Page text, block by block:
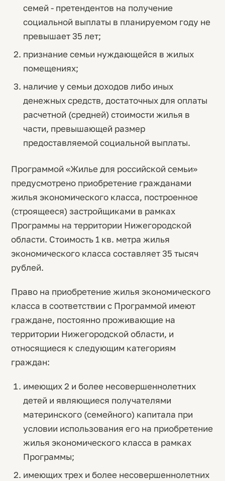
семей - претендентов на получение
социальной выплаты в планируемом году не
превышает 35 лет;
признание семьи нуждающейся в жилых
помещениях;
наличие у семьи доходов либо иных
денежных средств, достаточных для оплаты
расчетной (средней) стоимости жилья в
части, превышающей размер
предоставляемой социальной выплаты.
Программой «Жилье для российской семьи»
предусмотрено приобретение гражданами
жилья экономического класса, построенное
(строящееся) застройщиками в рамках
Программы на территории Нижегородской
области. Стоимость 1 кв. метра жилья
экономического класса составляет 35 тысяч
рублей.
Право на приобретение жилья экономического
класса в соответствии с Программой имеют
граждане, постоянно проживающие на
территории Нижегородской области, и
относящиеся к следующим категориям
граждан:
имеющих 2 и более несовершеннолетних
детей и являющиеся получателями
материнского (семейного) капитала при
условии использования его на приобретение
жилья экономического класса в рамках
Программы;
имеющих трех и более несовершеннолетних